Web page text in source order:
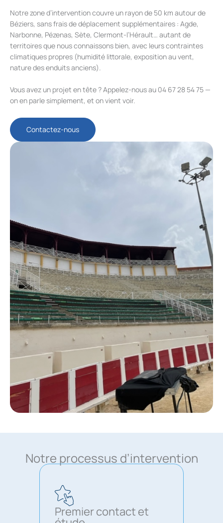
Notre zone d’intervention couvre un rayon de 50 km autour de
Béziers, sans frais de déplacement supplémentaires : Agde,
Narbonne, Pézenas, Sète, Clermont-l’Hérault… autant de
territoires que nous connaissons bien, avec leurs contraintes
climatiques propres (humidité littorale, exposition au vent,
nature des enduits anciens).
Vous avez un projet en tête ? Appelez-nous au 04 67 28 54 75 —
on en parle simplement, et on vient voir.
Contactez-nous
Notre processus d’intervention
Premier contact et